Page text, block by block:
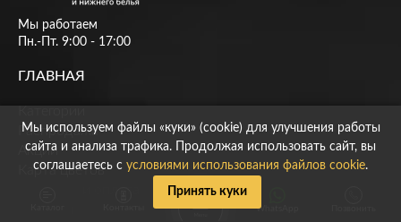
WhatsApp
Мы работаем
Пн.-Пт. 9:00 - 17:00
ГЛАВНАЯ
Распродажа
Акции
Карта цветов
Мы используем файлы «куки» (cookie) для улучшения работы
сайта и анализа трафика. Продолжая использовать сайт, вы
соглашаетесь с условиями использования файлов cookie.
Принять куки